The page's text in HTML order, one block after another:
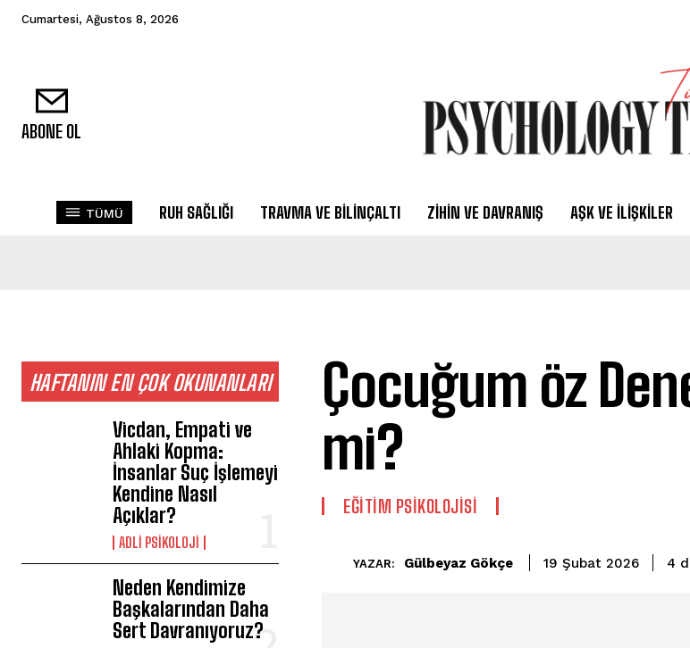
Cumartesi, Ağustos 8, 2026
ABONE OL
TÜMÜ RUH SAĞLIĞI TRAVMA VE BILINÇALTI ZIHIN VE DAVRANIŞ AŞK VE İLIŞKILER
HAFTANIN EN ÇOK OKUNANLARI
Vicdan, Empati ve
Ahlaki Kopma:
İnsanlar Suç İşlemeyi
Kendine Nasıl
Açıklar?
ADLI PSIKOLOJI
Neden Kendimize
Başkalarından Daha
Sert Davranıyoruz?
Çocuğum öz
mi?
EĞITIM PSIKOLOJISI
YAZAR: Gülbeyaz Gökçe 19 Şubat 2026 4